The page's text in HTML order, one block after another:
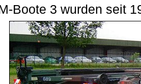
Boote 3 wurden seit